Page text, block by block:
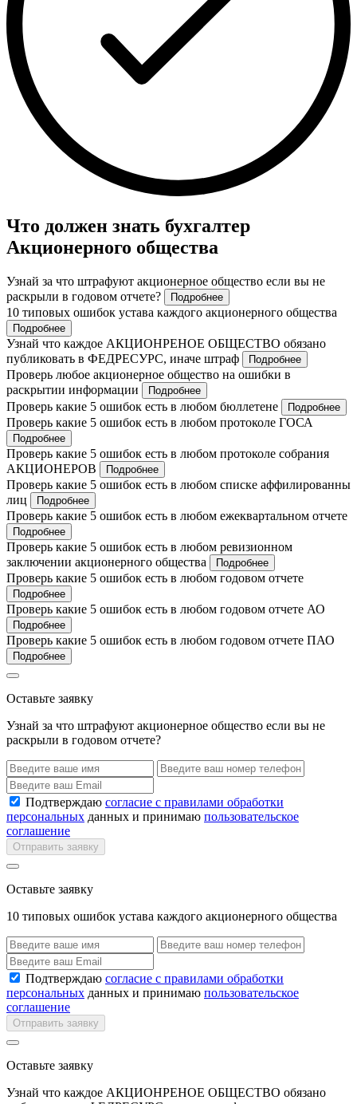
Что должен знать бухгалтер
Акционерного общества
Узнай за что штрафуют акционерное общество если вы не
раскрыли в годовом отчете?
Подробнее
10 типовых ошибок устава каждого акционерного общества
Подробнее
Узнай что каждое АКЦИОНРЕНОЕ ОБЩЕСТВО обязано
публиковать в ФЕДРЕСУРС, иначе штраф
Подробнее
Проверь любое акционерное общество на ошибки в
раскрытии информации
Подробнее
Проверь какие 5 ошибок есть в любом бюллетене Подробнее
Проверь какие 5 ошибок есть в любом протоколе ГОСА
Подробнее
Проверь какие 5 ошибок есть в любом протоколе собрания
АКЦИОНЕРОВ
Подробнее
Проверь какие 5 ошибок есть в любом списке аффилированны
лиц
Подробнее
Проверь какие 5 ошибок есть в любом ежеквартальном отчете
Подробнее
Проверь какие 5 ошибок есть в любом ревизионном
заключении акционерного общества
Подробнее
Проверь какие 5 ошибок есть в любом годовом отчете
Подробнее
Проверь какие 5 ошибок есть в любом годовом отчете АО
Подробнее
Проверь какие 5 ошибок есть в любом годовом отчете ПАО
Подробнее
Оставьте заявку
Узнай за что штрафуют акционерное общество если вы не
раскрыли в годовом отчете?
Подтверждаю согласие с правилами обработки
персональных данных и принимаю пользовательское
соглашение
Отправить заявку
Оставьте заявку
10 типовых ошибок устава каждого акционерного общества
Подтверждаю согласие с правилами обработки
персональных данных и принимаю пользовательское
соглашение
Отправить заявку
Оставьте заявку
Узнай что каждое АКЦИОНРЕНОЕ ОБЩЕСТВО обязано